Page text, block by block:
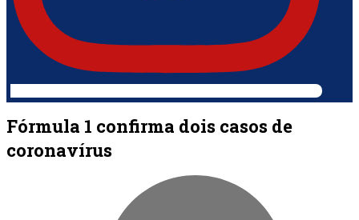
Fórmula 1 confirma dois casos de
coronavírus